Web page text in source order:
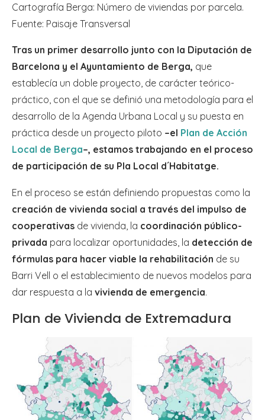
Cartografía Berga: Número de viviendas por parcela.
Fuente: Paisaje Transversal
Tras un primer desarrollo junto con la Diputación de
Barcelona y el Ayuntamiento de Berga, que
establecía un doble proyecto, de carácter teórico-
práctico, con el que se definió una metodología para el
desarrollo de la Agenda Urbana Local y su puesta en
práctica desde un proyecto piloto –el Plan de Acción
Local de Berga–, estamos trabajando en el proceso
de participación de su Pla Local d´Habitatge.
En el proceso se están definiendo propuestas como la
creación de vivienda social a través del impulso de
cooperativas de vivienda, la coordinación público-
privada para localizar oportunidades, la detección de
fórmulas para hacer viable la rehabilitación de su
Barri Vell o el establecimiento de nuevos modelos para
dar respuesta a la vivienda de emergencia.
Plan de Vivienda de Extremadura